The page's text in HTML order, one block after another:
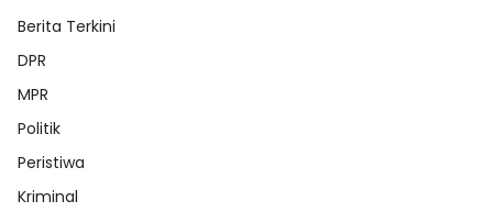
Berita Terkini
DPR
MPR
Politik
Peristiwa
Kriminal